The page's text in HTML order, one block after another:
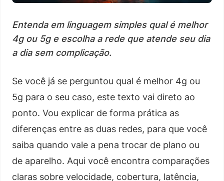
Entenda em linguagem simples qual é melhor
4g ou 5g e escolha a rede que atende seu dia
a dia sem complicação.
Se você já se perguntou qual é melhor 4g ou
5g para o seu caso, este texto vai direto ao
ponto. Vou explicar de forma prática as
diferenças entre as duas redes, para que você
saiba quando vale a pena trocar de plano ou
de aparelho. Aqui você encontra comparações
claras sobre velocidade, cobertura, latência,